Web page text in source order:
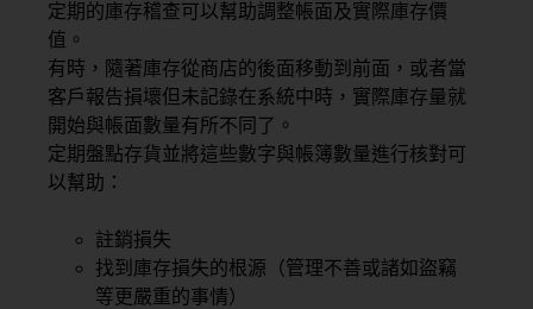
定期的庫存稽查可以幫助調整帳面及實際庫存價
值。
有時，隨著庫存從商店的後面移動到前面，或者當
客戶報告損壞但未記錄在系統中時，實際庫存量就
開始與帳面數量有所不同了。
定期盤點存貨並將這些數字與帳簿數量進行核對可
以幫助：
註銷損失
找到庫存損失的根源（管理不善或諸如盜竊
等更嚴重的事情）